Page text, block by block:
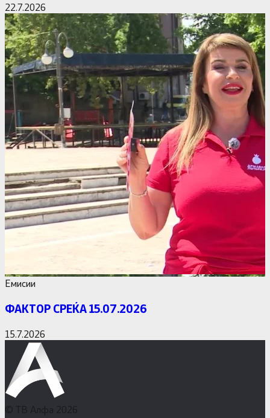
22.7.2026
Емисии
ФАКТОР СРЕЌА 15.07.2026
15.7.2026
© ТВ Алфа 2026